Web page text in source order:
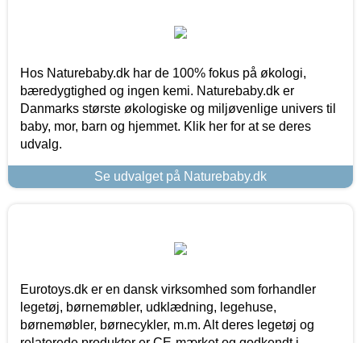
Hos Naturebaby.dk har de 100% fokus på økologi,
bæredygtighed og ingen kemi. Naturebaby.dk er
Danmarks største økologiske og miljøvenlige univers til
baby, mor, barn og hjemmet. Klik her for at se deres
udvalg.
Se udvalget på Naturebaby.dk
Eurotoys.dk er en dansk virksomhed som forhandler
legetøj, børnemøbler, udklædning, legehuse,
børnemøbler, børnecykler, m.m. Alt deres legetøj og